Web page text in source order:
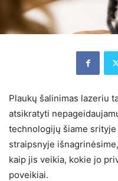
Plaukų šalinimas lazeriu
atsikratyti
technologijų šiame
straipsnyje
kaip jis veikia, kokie jo
poveikiai.